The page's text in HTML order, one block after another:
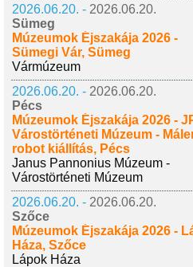
2026.06.20. - 2026.06.20.
Sümeg
Múzeumok Éjszakája 2026 -
Sümegi Vár, Sümeg
Vármúzeum
2026.06.20. - 2026.06.20.
Pécs
Múzeumok Éjszakája 2026 -
Várostörténeti Múzeum -
robot kiállítás, Pécs
Janus Pannonius Múzeum -
Várostörténeti Múzeum
2026.06.20. - 2026.06.20.
Szőce
Múzeumok Éjszakája 2026 -
Háza, Szőce
Lápok Háza